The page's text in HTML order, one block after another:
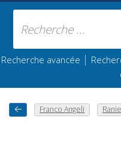
Recherche avancée |
Franco Angeli